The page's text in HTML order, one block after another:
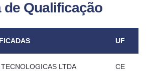
de Qualificação
UF
LTDA CE